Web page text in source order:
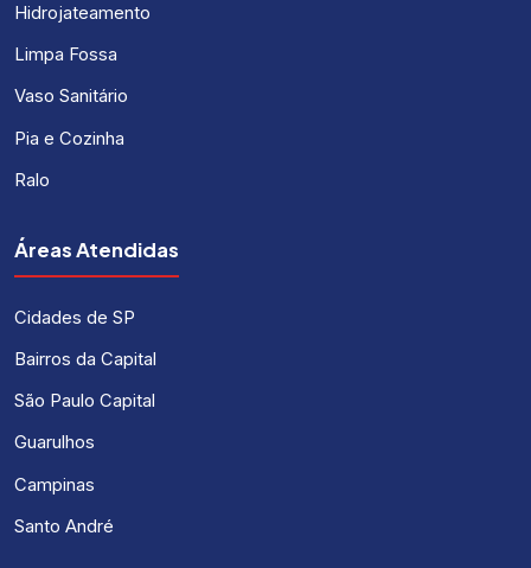
Hidrojateamento
Limpa Fossa
Vaso Sanitário
Pia e Cozinha
Ralo
Áreas Atendidas
Cidades de SP
Bairros da Capital
São Paulo Capital
Guarulhos
Campinas
Santo André